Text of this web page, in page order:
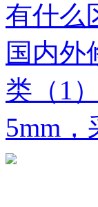
有什么
国内外
类（1
5mm